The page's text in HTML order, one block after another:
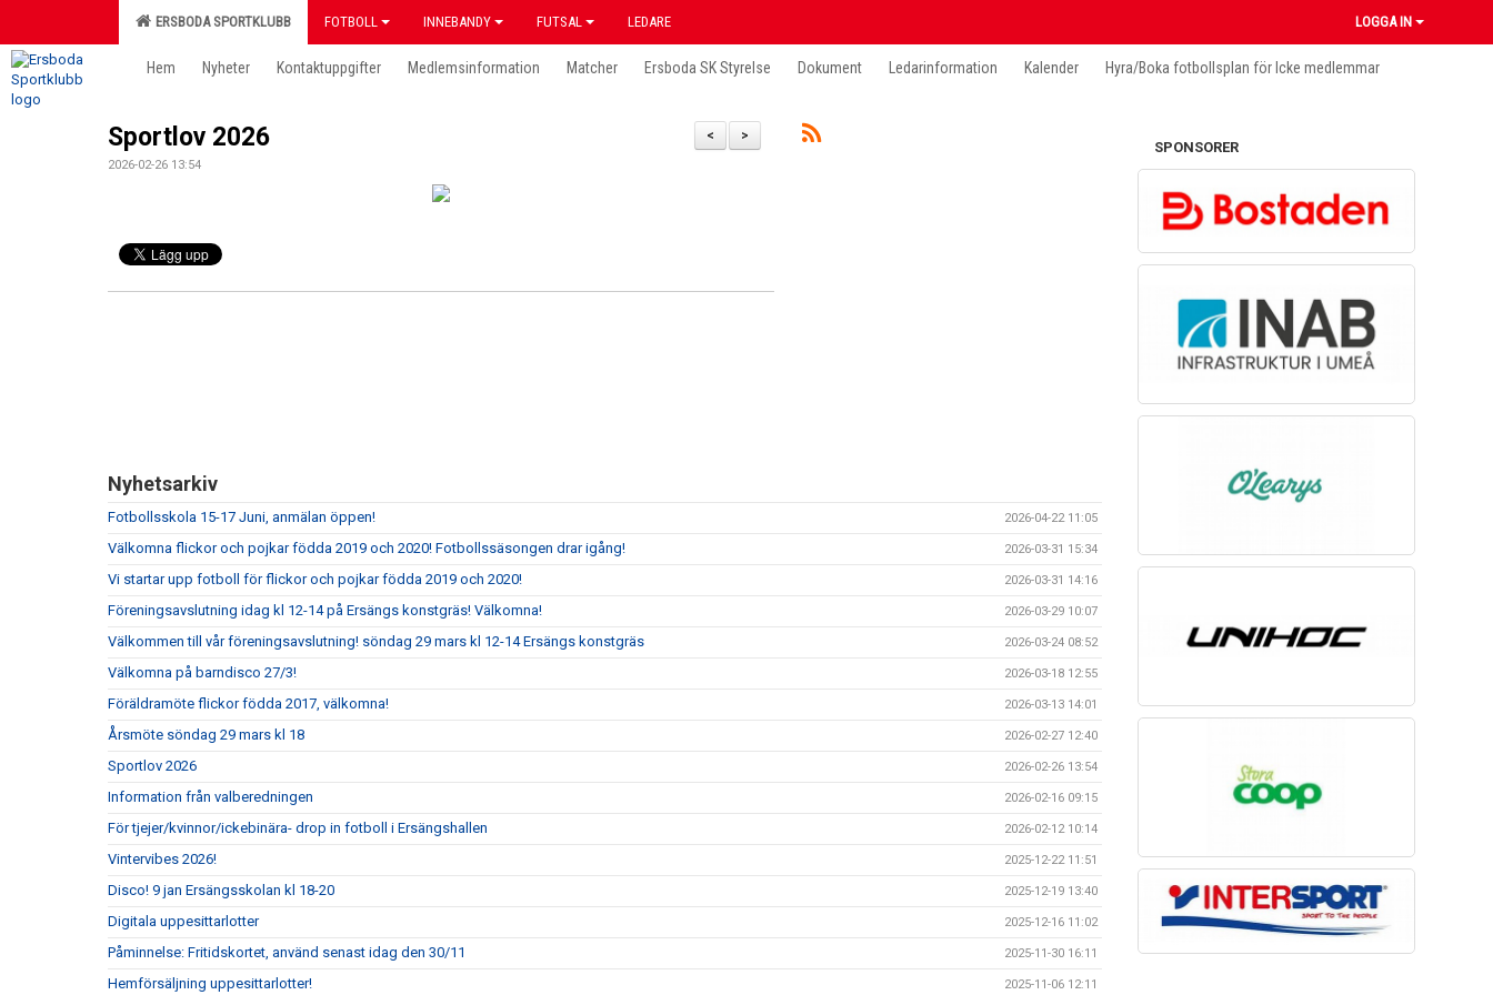
ERSBODA SPORTKLUBB FOTBOLL INNEBANDY FUTSAL LEDARE LOGGA IN
Hem Nyheter Kontaktuppgifter Medlemsinformation Matcher Ersboda SK Styrelse Dokument Ledarinformation Kalender Hyra/Boka fotbollsplan för Icke medlemmar
>
<
Sportlov 2026
2026-02-26 13:54
Nyhetsarkiv
Fotbollsskola 15-17 Juni, anmälan öppen! 2026-04-22 11:05
Välkomna flickor och pojkar födda 2019 och 2020! Fotbollssäsongen drar igång! 2026-03-31 15:34
Vi startar upp fotboll för flickor och pojkar födda 2019 och 2020! 2026-03-31 14:16
Föreningsavslutning idag kl 12-14 på Ersängs konstgräs! Välkomna! 2026-03-29 10:07
Välkommen till vår föreningsavslutning! söndag 29 mars kl 12-14 Ersängs konstgräs 2026-03-24 08:52
Välkomna på barndisco 27/3! 2026-03-18 12:55
Föräldramöte flickor födda 2017, välkomna! 2026-03-13 14:01
Årsmöte söndag 29 mars kl 18 2026-02-27 12:40
Sportlov 2026 2026-02-26 13:54
Information från valberedningen 2026-02-16 09:15
För tjejer/kvinnor/ickebinära- drop in fotboll i Ersängshallen 2026-02-12 10:14
Vintervibes 2026! 2025-12-22 11:51
Disco! 9 jan Ersängsskolan kl 18-20 2025-12-19 13:40
Digitala uppesittarlotter 2025-12-16 11:02
Påminnelse: Fritidskortet, använd senast idag den 30/11 2025-11-30 16:11
Hemförsäljning uppesittarlotter! 2025-11-06 12:11
SPONSORER